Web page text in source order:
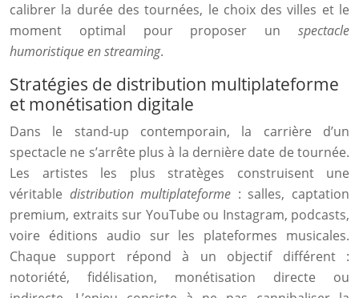
calibrer la durée des tournées, le choix des villes et le
moment optimal pour proposer un spectacle
humoristique en streaming.
Stratégies de distribution multiplateforme
et monétisation digitale
Dans le stand-up contemporain, la carrière d’un
spectacle ne s’arrête plus à la dernière date de tournée.
Les artistes les plus stratèges construisent une
véritable distribution multiplateforme : salles, captation
premium, extraits sur YouTube ou Instagram, podcasts,
voire éditions audio sur les plateformes musicales.
Chaque support répond à un objectif différent :
notoriété, fidélisation, monétisation directe ou